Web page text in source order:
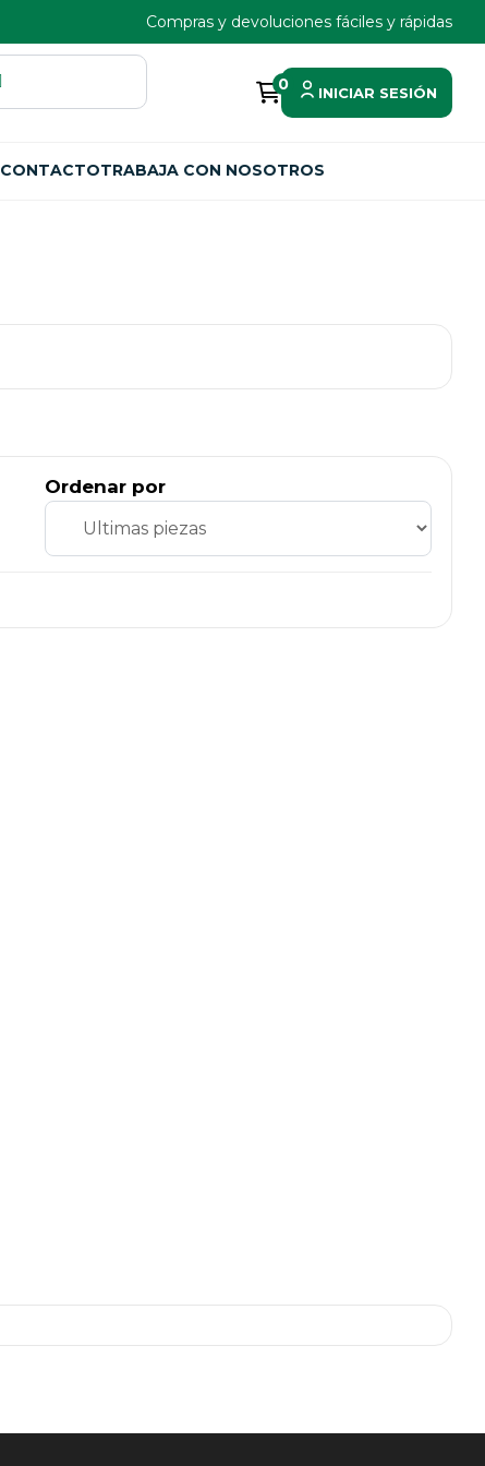
Compras y devoluciones fáciles y rápidas
0 INICIAR SESIÓN
CONTACTOTRABAJA CON NOSOTROS
Ordenar por